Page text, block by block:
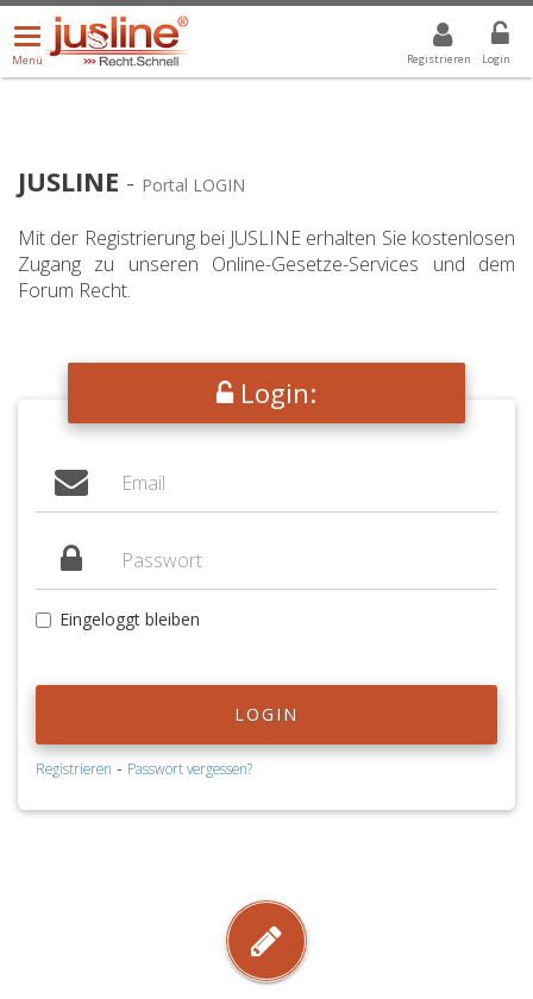
Registrieren Login
Menü
öffnen/schließen
Menü
ALLE DROPDOWN: GEWÄHLTER WERT IST ALLE
JUSLINE - Portal LOGIN
Mit der Registrierung bei JUSLINE erhalten Sie kostenlosen
Zugang zu unseren Online-Gesetze-Services und dem
Forum Recht.
Login:
Eingeloggt bleiben
LOGIN
Registrieren - Passwort vergessen?